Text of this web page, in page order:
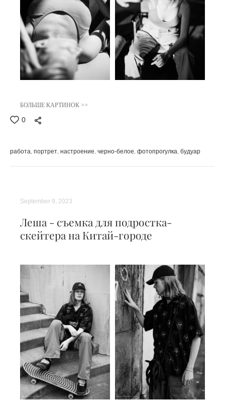
БОЛЬШЕ КАРТИНОК >>
0
работа портрет настроение черно-белое фотопрогулка будуар
Леша - съемка для подростка-
скейтера на Китай-городе
September 9, 2023